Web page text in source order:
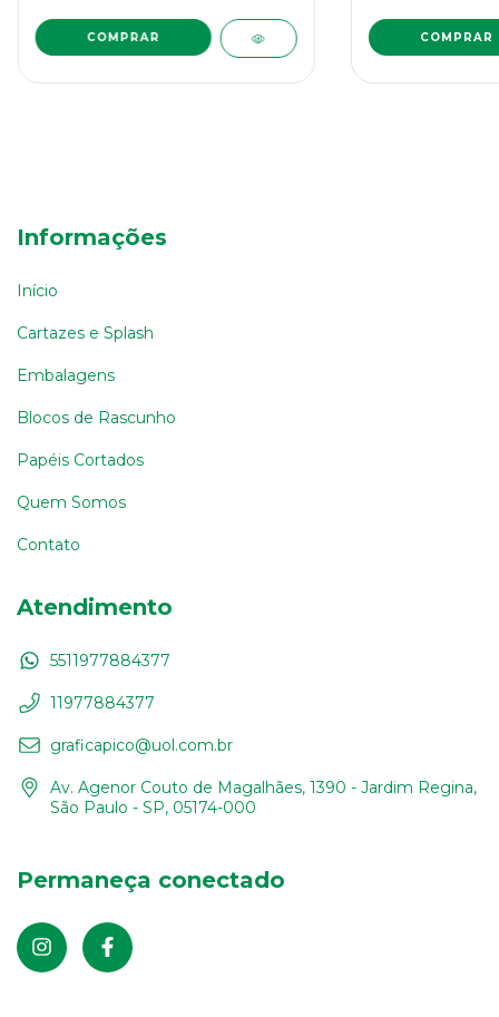
Informações
Início
Cartazes e Splash
Embalagens
Blocos de Rascunho
Papéis Cortados
Quem Somos
Contato
Atendimento
5511977884377
11977884377
graficapico@uol.com.br
Av. Agenor Couto de Magalhães, 1390 - Jardim Regina,
São Paulo - SP, 05174-000
Permaneça conectado